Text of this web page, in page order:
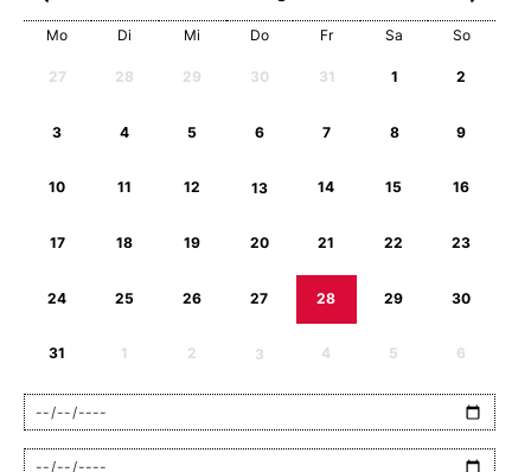
Mo Di Mi Do Fr Sa So
27 28 29 30 31 1 2
3 4 5 6 7 8 9
10 11 12 13 14 15 16
17 18 19 20 21 22 23
24 25 26 27 28 29 30
31 1 2 3 4 5 6